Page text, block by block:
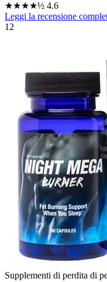
★★★★½ 4.6
Leggi la recensione
12
Supplementi di perdita di